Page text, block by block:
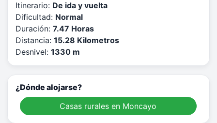
Itinerario: De ida y vuelta
Dificultad: Normal
Duración: 7.47 Horas
Distancia: 15.28 Kilometros
Desnivel: 1330 m
¿Dónde alojarse?
Casas rurales en Moncayo